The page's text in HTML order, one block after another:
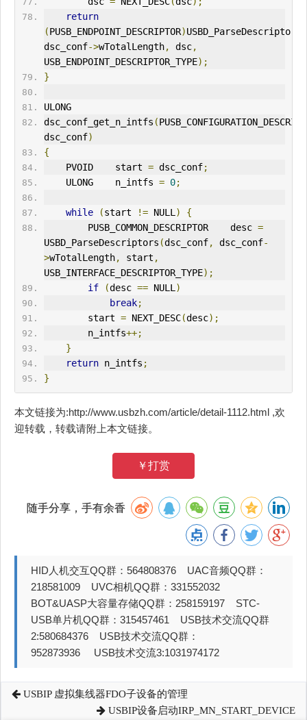
return
(PUSB_ENDPOINT_DESCRIPTOR)USBD_ParseDescriptors
dsc_conf->wTotalLength, dsc,
USB_ENDPOINT_DESCRIPTOR_TYPE);
}
ULONG
dsc_conf_get_n_intfs (
dsc_conf)
{
    PVOID    start
= dsc_conf;
    ULONG    n_intfs
= 0;
while (start != NULL )
{
        PUSB_COMMON_DESCRIPTOR    desc
=
USBD_ParseDescriptors (dsc_conf, dsc_conf-
>wTotalLength, start ,
USB_INTERFACE_DESCRIPTOR_TYPE);
if
(desc == NULL )
break;
        start
= NEXT_DESC(desc);
        n_intfs
++;
}
return n_intfs ;
}
本文链接为:http://www.usbzh.com/article/detail-1112.html ,欢
迎转载，转载请附上本文链接。
￥打赏
随手分享，手有余香
HID人机交互QQ群：564808376 UAC音频QQ群：
218581009 UVC相机QQ群：331552032
BOT&UASP大容量存储QQ群：258159197 STC-
USB单片机QQ群：315457461 USB技术交流QQ群
2:580684376 USB技术交流QQ群：
952873936 USB技术交流3:1031974172
USBIP 虚拟集线器FDO子设备的管理
USBIP设备启动IRP_MN_START_DEVICE